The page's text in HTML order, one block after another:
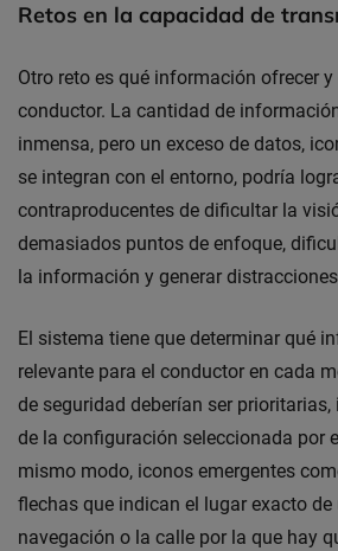
Retos en la capacidad de
Otro reto es qué información ofrecer y
conductor. La cantidad de
inmensa, pero un exceso de datos,
se integran con el entorno, podría
contraproducentes de dificultar la
demasiados puntos de enfoque,
la información y generar
El sistema tiene que determinar qué
relevante para el conductor en cada
de seguridad deberían ser
de la configuración seleccionada por
mismo modo, iconos emergentes
flechas que indican el lugar exacto de
navegación o la calle por la que hay